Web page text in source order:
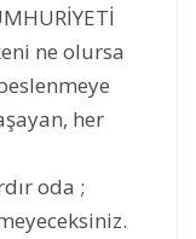
ne olursa
her
oda ;